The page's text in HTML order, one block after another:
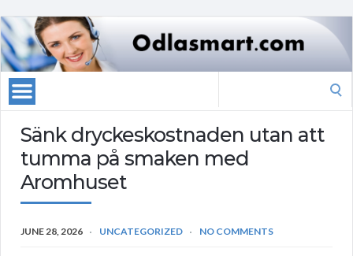
Sänk dryckeskostnaden utan att
tumma på smaken med
Aromhuset
JUNE 28, 2026 UNCATEGORIZED NO COMMENTS